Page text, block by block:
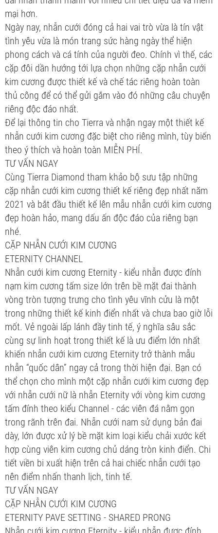
mại hơn.
Ngày nay, nhẫn cưới đóng cả hai vai trò vừa là tín vật
tình yêu vừa là món trang sức hàng ngày thể hiện
phong cách và cá tính của người đeo. Chính vì thế, các
cặp đôi dần hướng tới lựa chọn những cặp nhẫn cưới
kim cương được thiết kế và chế tác riêng hoàn toàn
thủ công để có thể gửi gắm vào đó những câu chuyện
riêng độc đáo nhất.
Để lại thông tin cho Tierra và nhận ngay một thiết kế
nhẫn cưới kim cương đặc biệt cho riêng mình, tùy biến
theo ý thích và hoàn toàn MIỄN PHÍ.
TƯ VẤN NGAY
Cùng Tierra Diamond tham khảo bộ sưu tập những
cặp nhẫn cưới kim cương thiết kế riêng đẹp nhất năm
2021 và bắt đầu thiết kế lên mẫu nhẫn cưới kim cương
đẹp hoàn hảo, mang dấu ấn độc đáo của riêng bạn
nhé.
CẶP NHẪN CƯỚI KIM CƯƠNG
ETERNITY CHANNEL
Nhẫn cưới kim cương Eternity - kiểu nhẫn được đính
nạm kim cương tấm size lớn trên bề mặt đai thành
vòng tròn tượng trưng cho tình yêu vĩnh cửu là một
trong những thiết kế kinh điển nhất và chưa bao giờ lỗi
mốt. Vẻ ngoài lấp lánh đầy tinh tế, ý nghĩa sâu sắc
cùng sự linh hoạt trong thiết kế là ưu điểm lớn nhất
khiến nhẫn cưới kim cương Eternity trở thành mẫu
nhẫn “quốc dân” ngay cả trong thời hiện đại. Bạn có
thể chọn cho mình một cặp nhẫn cưới kim cương đẹp
với nhẫn cưới nữ là nhẫn Eternity với vòng kim cương
tấm đính theo kiểu Channel - các viên đá nằm gọn
trong rãnh trên đai. Nhẫn cưới nam sử dụng bản đai
dày, lớn được xử lý bề mặt kim loại kiểu chải xước kết
hợp cùng viên kim cương chủ dáng tròn kinh điển. Chi
tiết viền bi xuất hiện trên cả hai chiếc nhẫn cưới tạo
nên điểm nhấn thanh lịch, tinh tế.
TƯ VẤN NGAY
CẶP NHẪN CƯỚI KIM CƯƠNG
ETERNITY PAVE SETTING - SHARED PRONG